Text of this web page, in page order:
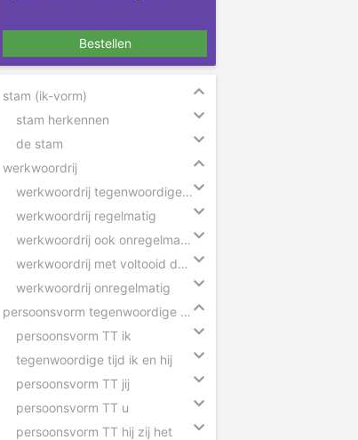
Bestellen
stam (ik-vorm)
stam herkennen
de stam
werkwoordrij
werkwoordrij tegenwoordige tijd
werkwoordrij regelmatig
werkwoordrij ook onregelmatig
werkwoordrij met voltooid deelwoord
werkwoordrij onregelmatig
persoonsvorm tegenwoordige tijd
persoonsvorm TT ik
tegenwoordige tijd ik en hij
persoonsvorm TT jij
persoonsvorm TT u
persoonsvorm TT hij zij het